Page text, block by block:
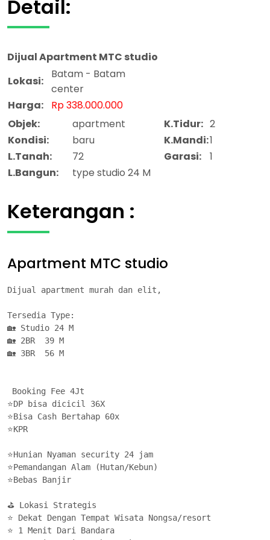
Detail:
DijualApartment MTC studio
Lokasi:
Batam - Batam
center
Harga:
Rp 338.000.000
Objek:
apartment K.Tidur: 2
Kondisi:
baru K.Mandi:1
L.Tanah:
72 Garasi:
1
L.Bangun:
type studio 24 M
Keterangan :
Apartment MTC studio
Dijual apartment murah dan elit,
Tersedia Type:
🏡 Studio 24 M
🏡 2BR  39 M
🏡 3BR  56 M
Booking Fee 4Jt
⭐DP bisa dicicil 36X
⭐Bisa Cash Bertahap 60x
⭐KPR
⭐Hunian Nyaman security 24 jam
⭐Pemandangan Alam (Hutan/Kebun)
⭐Bebas Banjir
⛳ Lokasi Strategis
⭐ Dekat Dengan Tempat Wisata Nongsa/resort
⭐ 1 Menit Dari Bandara